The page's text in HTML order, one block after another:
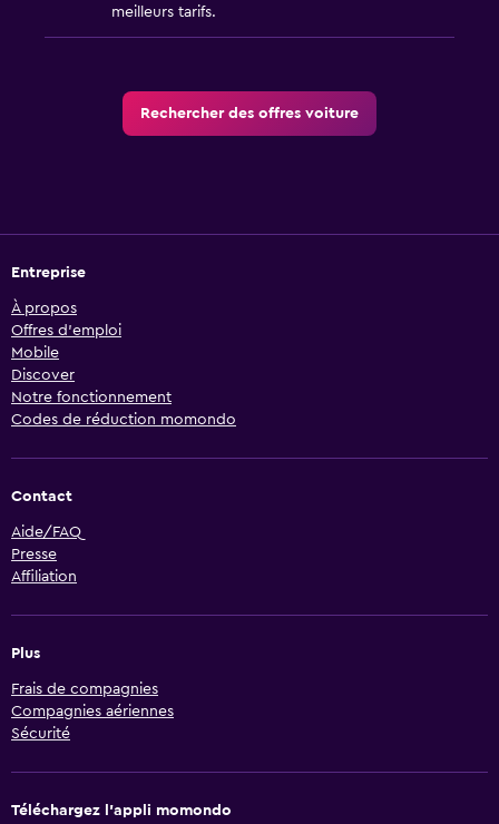
meilleurs tarifs.
Rechercher des offres voiture
Entreprise
À propos
Offres d’emploi
Mobile
Discover
Notre fonctionnement
Codes de réduction momondo
Contact
Aide/FAQ
Presse
Affiliation
Plus
Frais de compagnies
Compagnies aériennes
Sécurité
Téléchargez l’appli momondo